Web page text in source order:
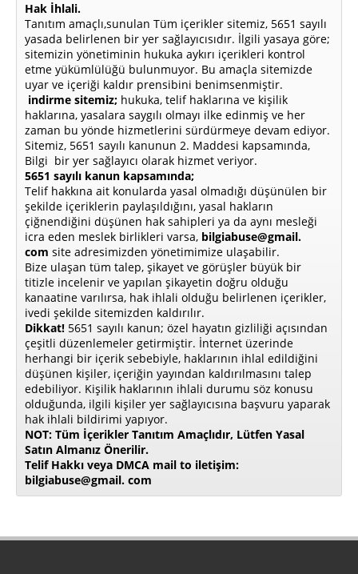
Hak İhlali.
Tanıtım amaçlı,sunulan Tüm içerikler sitemiz, 5651 sayılı
yasada belirlenen bir yer sağlayıcısıdır. İlgili yasaya göre;
sitemizin yönetiminin hukuka aykırı içerikleri kontrol
etme yükümlülüğü bulunmuyor. Bu amaçla sitemizde
uyar ve içeriği kaldır prensibini benimsenmiştir.
indirme sitemiz; hukuka, telif haklarına ve kişilik
haklarına, yasalara saygılı olmayı ilke edinmiş ve her
zaman bu yönde hizmetlerini sürdürmeye devam ediyor.
Sitemiz, 5651 sayılı kanunun 2. Maddesi kapsamında,
Bilgi bir yer sağlayıcı olarak hizmet veriyor.
5651 sayılı kanun kapsamında;
Telif hakkına ait konularda yasal olmadığı düşünülen bir
şekilde içeriklerin paylaşıldığını, yasal hakların
çiğnendiğini düşünen hak sahipleri ya da aynı mesleği
icra eden meslek birlikleri varsa, bilgiabuse@gmail.
com site adresimizden yönetimimize ulaşabilir.
Bize ulaşan tüm talep, şikayet ve görüşler büyük bir
titizle incelenir ve yapılan şikayetin doğru olduğu
kanaatine varılırsa, hak ihlali olduğu belirlenen içerikler,
ivedi şekilde sitemizden kaldırılır.
Dikkat! 5651 sayılı kanun; özel hayatın gizliliği açısından
çeşitli düzenlemeler getirmiştir. İnternet üzerinde
herhangi bir içerik sebebiyle, haklarının ihlal edildiğini
düşünen kişiler, içeriğin yayından kaldırılmasını talep
edebiliyor. Kişilik haklarının ihlali durumu söz konusu
olduğunda, ilgili kişiler yer sağlayıcısına başvuru yaparak
hak ihlali bildirimi yapıyor.
NOT: Tüm İçerikler Tanıtım Amaçlıdır, Lütfen Yasal
Satın Almanız Önerilir.
Telif Hakkı veya DMCA mail to iletişim:
bilgiabuse@gmail. com